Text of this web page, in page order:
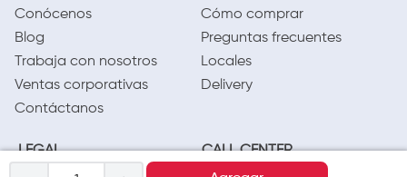
Conócenos
Blog
Trabaja con nosotros
Ventas corporativas
Contáctanos
Cómo comprar
Preguntas frecuentes
Locales
Delivery
LEGAL
CALL CENTER